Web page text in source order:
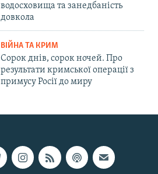
водосховища та занедбаність
довкола
ВІЙНА ТА КРИМ
Сорок днів, сорок ночей. Про
результати кримської операції з
примусу Росії до миру